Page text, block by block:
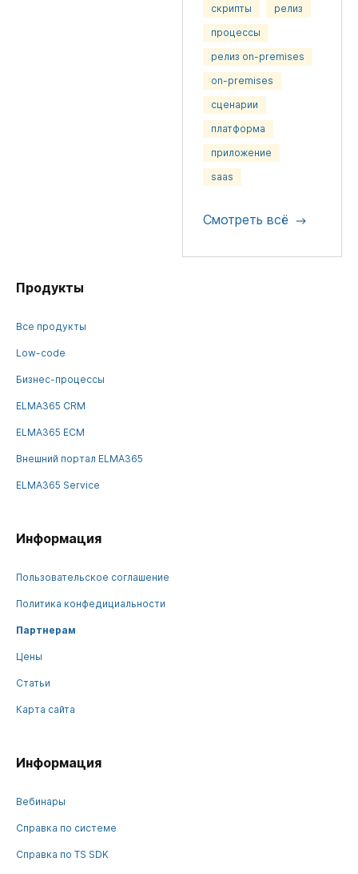
скрипты
релиз
процессы
релиз on-premises
on-premises
сценарии
платформа
приложение
saas
Смотреть всё
Продукты
Все продукты
Low-code
Бизнес-процессы
ELMA365 CRM
ELMA365 ECM
Внешний портал ELMA365
ELMA365 Service
Информация
Пользовательское соглашение
Политика конфедициальности
Партнерам
Цены
Статьи
Карта сайта
Информация
Вебинары
Справка по системе
Справка по TS SDK